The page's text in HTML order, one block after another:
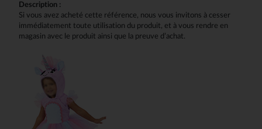
Description :
Si vous avez acheté cette référence, nous vous invitons à cesser
immédiatement toute utilisation du produit, et à vous rendre en
magasin avec le produit ainsi que la preuve d’achat.